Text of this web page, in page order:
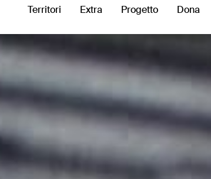
Territori Extra Progetto Dona